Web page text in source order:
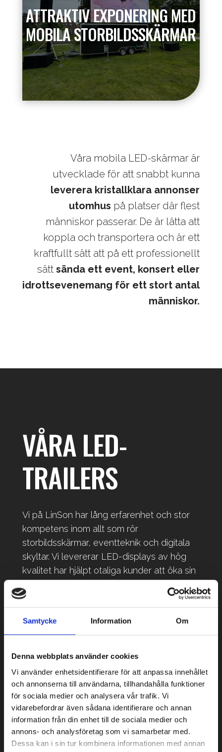
Samtycke Information Om
Denna webbplats använder cookies
Vi använder enhetsidentifierare för att anpassa innehållet
och annonserna till användarna, tillhandahålla funktioner
för sociala medier och analysera vår trafik. Vi
vidarebefordrar även sådana identifierare och annan
information från din enhet till de sociala medier och
annons- och analysföretag som vi samarbetar med.
Dessa kan i sin tur kombinera informationen med annan
ATTRAKTIV EXPONERING MED
MOBILA STORBILDSSKÄRMAR
Våra mobila LED-skärmar är
utvecklade för att snabbt kunna
leverera kristallklara annonser
utomhus på platser där flest
människor passerar. De är lätta att
koppla och transportera och är ett
kraftfullt sätt att på ett professionellt
sättsända ett event, konsert eller
idrottsevenemang för ett stort antal
människor.
VÅRA LED-
TRAILERS
Vi på LinSon har lång erfarenhet och stor
kompetens inom allt som rör
storbildsskärmar, eventteknik och digitala
skyltar. Vi levererar LED-displays av hög
kvalitet har hjälpt otaliga kunder att öka sin
LED-Trailer 9m²
• Aspect: 16:9
• Pixelkonfiguration: P8 SMD 8mm
• Storlek trailer: 9 m²
• Vikt: 3000kg